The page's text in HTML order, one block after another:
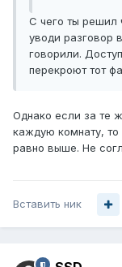
С чего ты решил
уводи разговор
говорили.
перекроют тот
Однако если за те
каждую комнату, то
равно выше. Не
Вставить ник